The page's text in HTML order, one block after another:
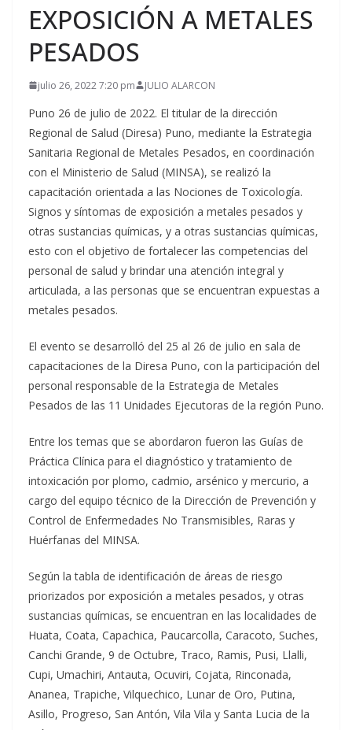
EXPOSICIÓN A METALES
PESADOS
julio 26, 2022 7:20 pm JULIO ALARCON
Puno 26 de julio de 2022. El titular de la dirección
Regional de Salud (Diresa) Puno, mediante la Estrategia
Sanitaria Regional de Metales Pesados, en coordinación
con el Ministerio de Salud (MINSA), se realizó la
capacitación orientada a las Nociones de Toxicología.
Signos y síntomas de exposición a metales pesados y
otras sustancias químicas, y a otras sustancias químicas,
esto con el objetivo de fortalecer las competencias del
personal de salud y brindar una atención integral y
articulada, a las personas que se encuentran expuestas a
metales pesados.
El evento se desarrolló del 25 al 26 de julio en sala de
capacitaciones de la Diresa Puno, con la participación del
personal responsable de la Estrategia de Metales
Pesados de las 11 Unidades Ejecutoras de la región Puno.
Entre los temas que se abordaron fueron las Guías de
Práctica Clínica para el diagnóstico y tratamiento de
intoxicación por plomo, cadmio, arsénico y mercurio, a
cargo del equipo técnico de la Dirección de Prevención y
Control de Enfermedades No Transmisibles, Raras y
Huérfanas del MINSA.
Según la tabla de identificación de áreas de riesgo
priorizados por exposición a metales pesados, y otras
sustancias químicas, se encuentran en las localidades de
Huata, Coata, Capachica, Paucarcolla, Caracoto, Suches,
Canchi Grande, 9 de Octubre, Traco, Ramis, Pusi, Llalli,
Cupi, Umachiri, Antauta, Ocuviri, Cojata, Rinconada,
Ananea, Trapiche, Vilquechico, Lunar de Oro, Putina,
Asillo, Progreso, San Antón, Vila Vila y Santa Lucia de la